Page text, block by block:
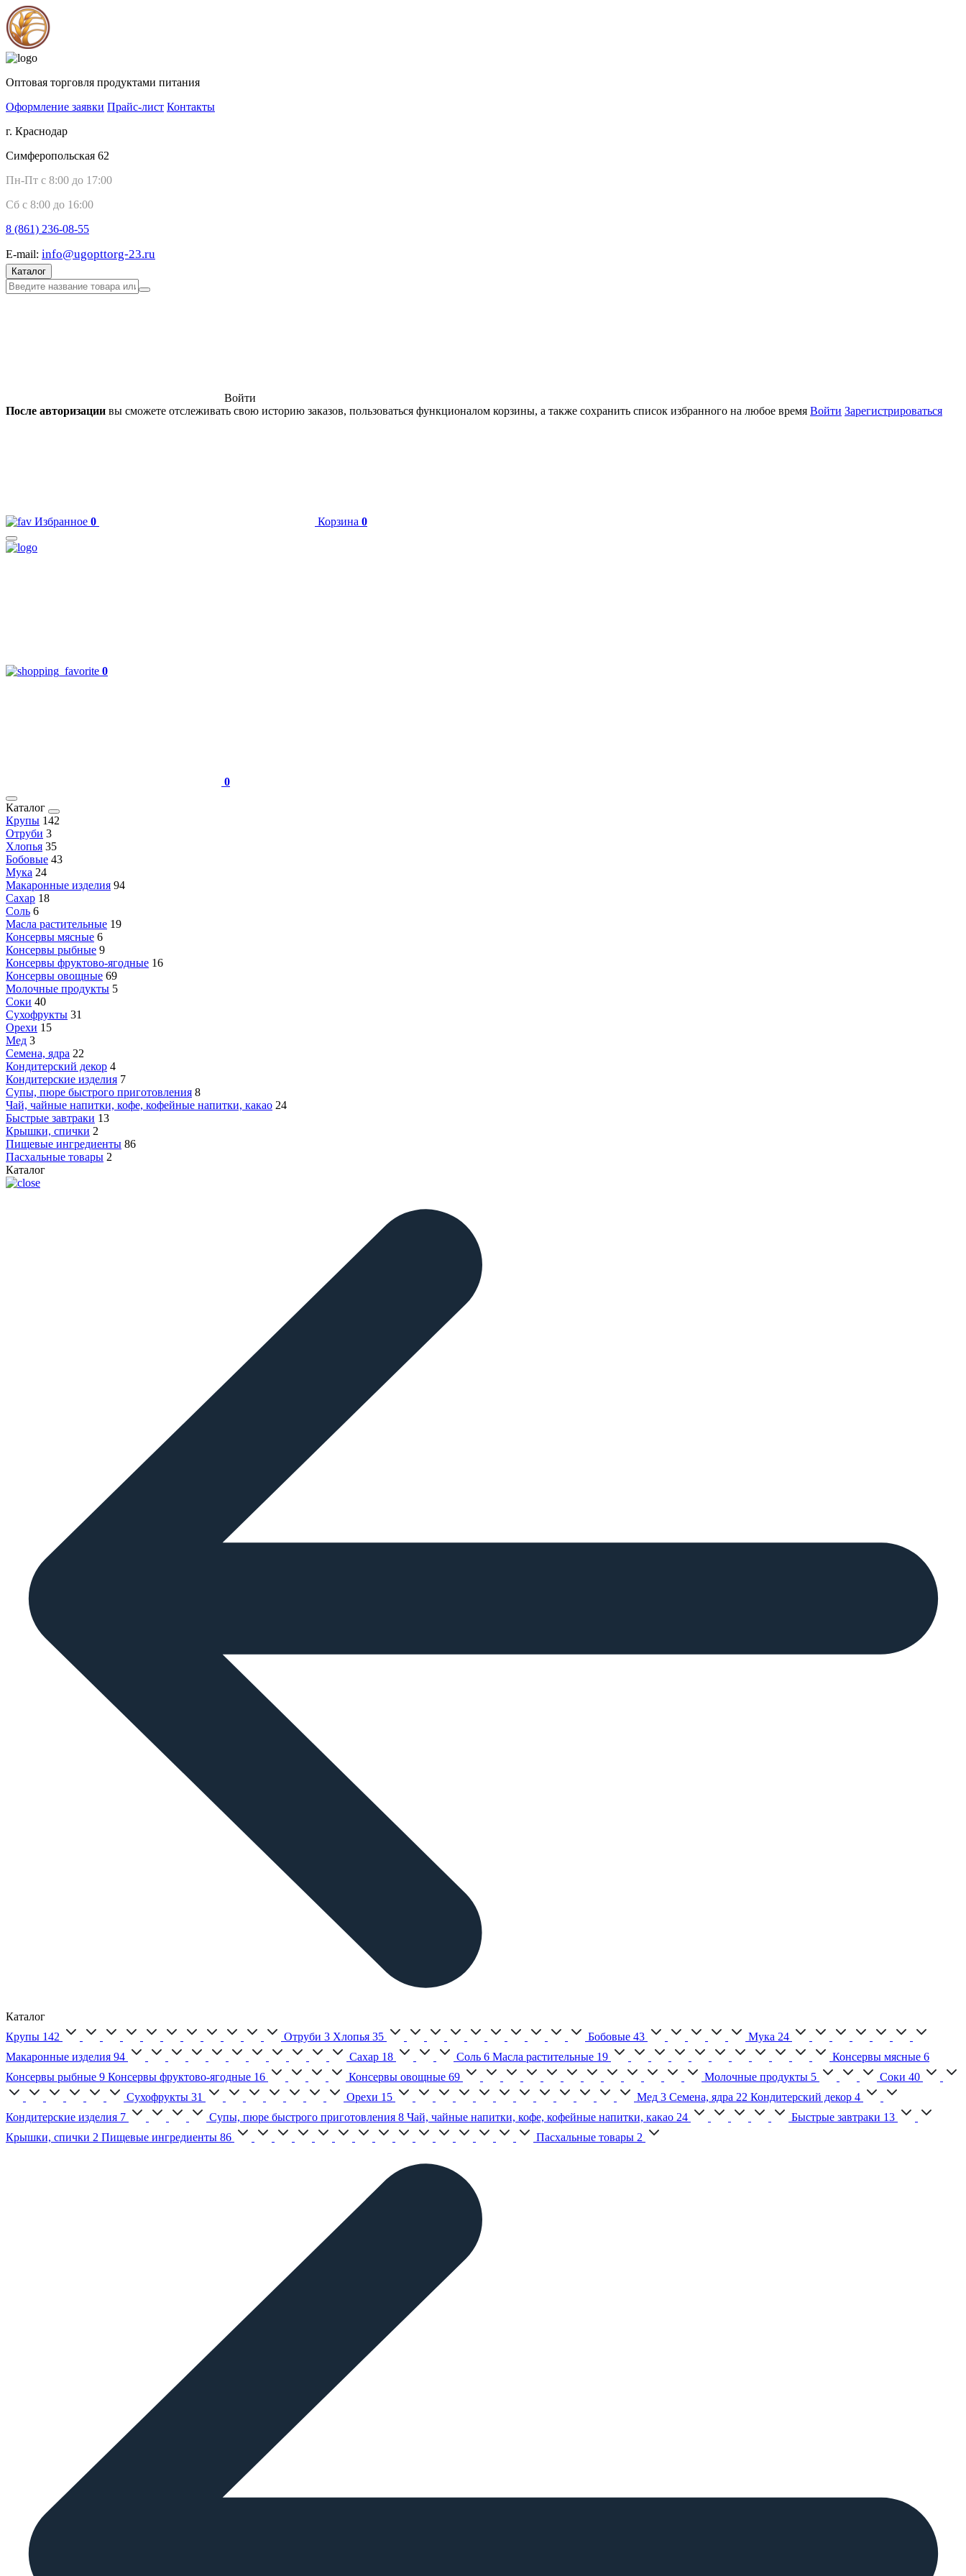
Оптовая торговля продуктами питания
Оформление заявки Прайс-лист Контакты
г. Краснодар
Симферопольская 62
Пн-Пт с 8:00 до 17:00
Сб с 8:00 до 16:00
8 (861) 236-08-55
E-mail: info@ugopttorg-23.ru
Каталог
Войти
После авторизации вы сможете отслеживать свою историю заказов, пользоваться функционалом корзины, а также сохранить список избранного на любое время Войти Зарегистрироваться
Избранное 0 Корзина 0
0
0
Каталог
Крупы 142
Отруби 3
Хлопья 35
Бобовые 43
Мука 24
Макаронные изделия 94
Сахар 18
Соль 6
Масла растительные 19
Консервы мясные 6
Консервы рыбные 9
Консервы фруктово-ягодные 16
Консервы овощные 69
Молочные продукты 5
Соки 40
Сухофрукты 31
Орехи 15
Мед 3
Семена, ядра 22
Кондитерский декор 4
Кондитерские изделия 7
Супы, пюре быстрого приготовления 8
Чай, чайные напитки, кофе, кофейные напитки, какао 24
Быстрые завтраки 13
Крышки, спички 2
Пищевые ингредиенты 86
Пасхальные товары 2
Каталог
Каталог
Крупы 142 Отруби 3 Хлопья 35 Бобовые 43 Мука 24
Макаронные изделия 94 Сахар 18 Соль 6 Масла растительные 19 Консервы мясные 6
Консервы рыбные 9 Консервы фруктово-ягодные 16 Консервы овощные 69 Молочные продукты 5 Соки 40
Сухофрукты 31 Орехи 15 Мед 3 Семена, ядра 22 Кондитерский декор 4
Кондитерские изделия 7 Супы, пюре быстрого приготовления 8 Чай, чайные напитки, кофе, кофейные напитки, какао 24 Быстрые завтраки 13
Крышки, спички 2 Пищевые ингредиенты 86 Пасхальные товары 2